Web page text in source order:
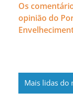
Os
opinião do
Mais lidas do